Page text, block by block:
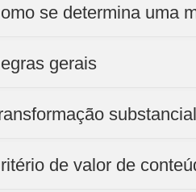
se determina uma
gerais
substancial
de valor de